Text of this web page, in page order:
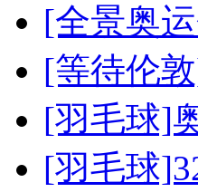
[全景奥
[等待伦
[羽毛球]
[羽毛球